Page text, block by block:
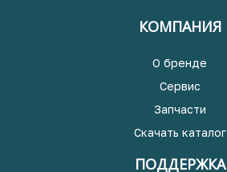
КОМПАНИЯ
О бренде
Сервис
Запчасти
Скачать каталог
ПОДДЕРЖКА